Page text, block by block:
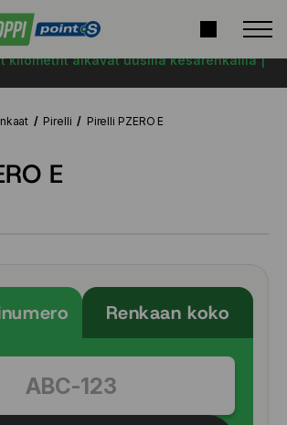
kilometrit alkavat uusilla kesärenkailla |
Pirelli Pirelli PZERO E
E
Renkaan koko